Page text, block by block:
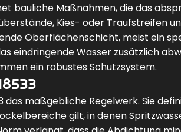
bauliche Maßnahmen, die das
Kies- oder Traufstreifen
Oberflächenschicht, meist ein
eindringende Wasser zusätzlich
ein robustes Schutzsystem.
das maßgebliche Regelwerk. Sie
gilt, in denen